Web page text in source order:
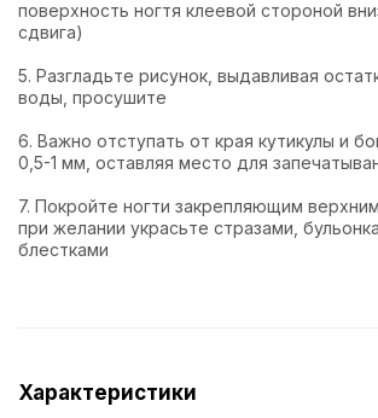
поверхность ногтя клеевой стороной
сдвига)
5. Разгладьте рисунок, выдавливая
воды, просушите
6. Важно отступать от края кутикулы и
0,5-1 мм, оставляя место для
7. Покройте ногти закрепляющим
при желании украсьте стразами,
блестками
Характеристики